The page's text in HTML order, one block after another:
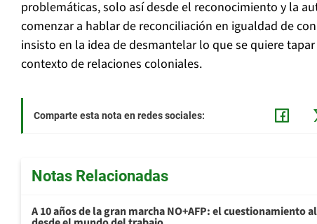
problemáticas, solo así desde el reconocimiento y la
comenzar a hablar de reconciliación en igualdad de
insisto en la idea de desmantelar lo que se quiere
contexto de relaciones coloniales.
Comparte esta nota en redes sociales:
Notas Relacionadas
A 10 años de la gran marcha NO+AFP: el cuestionamiento